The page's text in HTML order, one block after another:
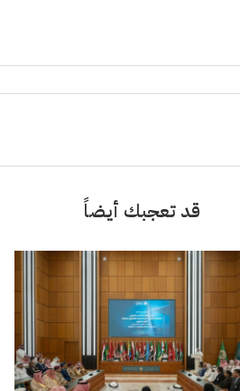
قد تعجبك أيضاً